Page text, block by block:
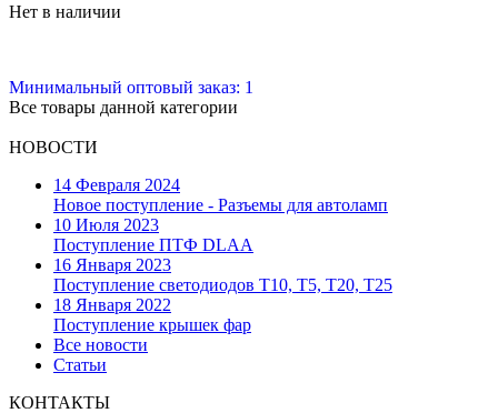
Нет в наличии
Минимальный оптовый заказ: 1
Все товары данной категории
НОВОСТИ
14 Февраля 2024
Новое поступление - Разъемы для автоламп
10 Июля 2023
Поступление ПТФ DLAA
16 Января 2023
Поступление светодиодов T10, T5, T20, T25
18 Января 2022
Поступление крышек фар
Все новости
Статьи
КОНТАКТЫ